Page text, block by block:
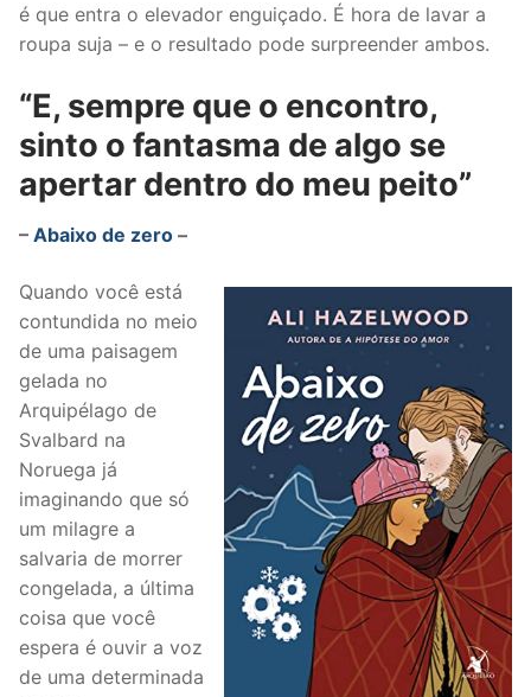
é que entra o elevador enguiçado. É hora de lavar a
roupa suja – e o resultado pode surpreender ambos.
“E, sempre que o encontro,
sinto o fantasma de algo se
apertar dentro do meu peito”
– Abaixo de zero –
Quando você está
contundida no meio
de uma paisagem
gelada no
Arquipélago de
Svalbard na
Noruega já
imaginando que só
um milagre a
salvaria de morrer
congelada, a última
coisa que você
espera é ouvir a voz
de uma determinada